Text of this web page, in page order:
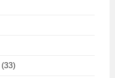
(33)